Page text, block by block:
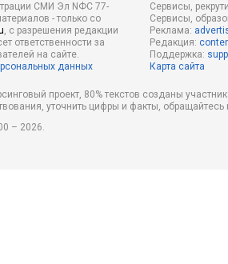
СМИ Эл NФС 77-
- только со
, с разрешения редакции
ответственности за
на сайте.
данных
Сервисы,
Сервисы,
Реклама:
Редакция:
Поддержка:
Карта сайта
проект, 80% текстов созданы
уточнить цифры и факты,
– 2026.